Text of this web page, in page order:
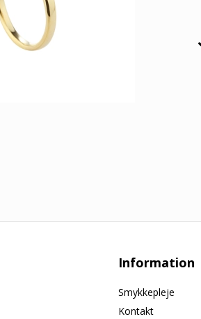
Information
Smykkepleje
Kontakt